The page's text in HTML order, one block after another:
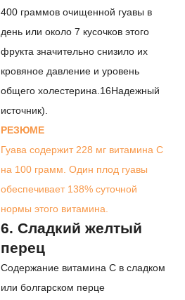
400 граммов очищенной гуавы в
день или около 7 кусочков этого
фрукта значительно снизило их
кровяное давление и уровень
общего холестерина. 16Надежный
источник).
РЕЗЮМЕ
Гуава содержит 228 мг витамина С
на 100 грамм. Один плод гуавы
обеспечивает 138% суточной
нормы этого витамина.
6. Сладкий желтый
перец
Содержание витамина С в сладком
или болгарском перце